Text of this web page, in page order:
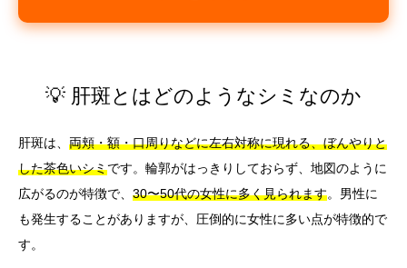
💡 肝斑とはどのようなシミなのか
肝斑は、 両頬・額・口周りなどに左右対称に現れる、ぼんやりと
した茶色いシミです。輪郭がはっきりしておらず、地図のように
広がるのが特徴で、 30〜50代の女性に多く見られます。男性に
も発生することがありますが、圧倒的に女性に多い点が特徴的で
す。